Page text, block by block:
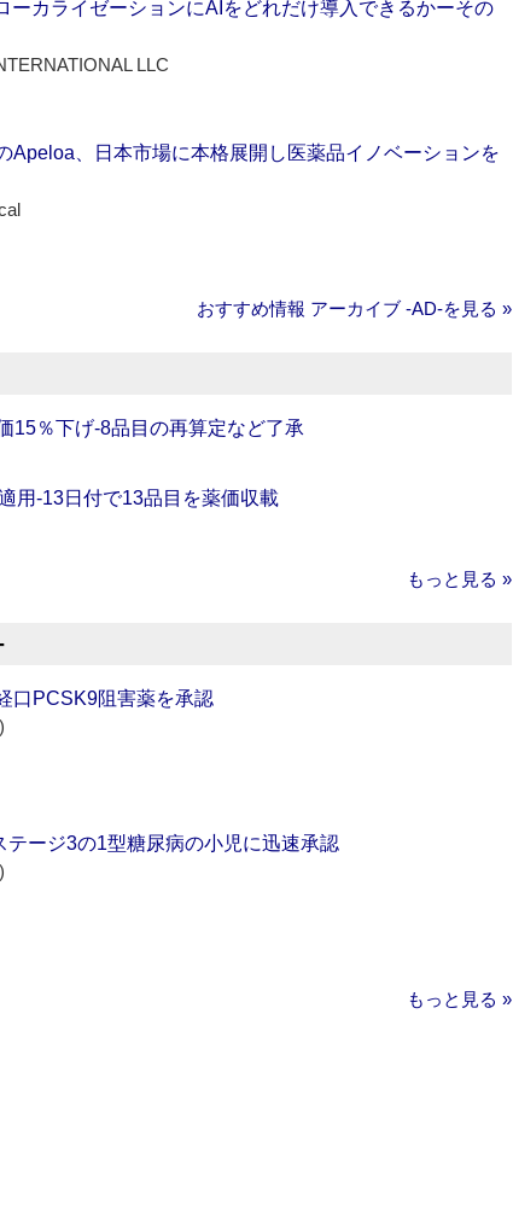
ーカライゼーションにAIをどれだけ導入できるかーその
LLC
Apeloa、日本市場に本格展開し医薬品イノベーションを
おすすめ情報 アーカイブ ‐AD‐を見る »
15％下げ‐8品目の再算定など了承
用‐13日付で13品目を薬価収載
もっと見る »
口PCSK9阻害薬を承認
ージ3の1型糖尿病の小児に迅速承認
もっと見る »